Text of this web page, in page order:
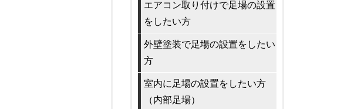
エアコン取り付けで足場の設置
をしたい方
外壁塗装で足場の設置をしたい
方
室内に足場の設置をしたい方
（内部足場）